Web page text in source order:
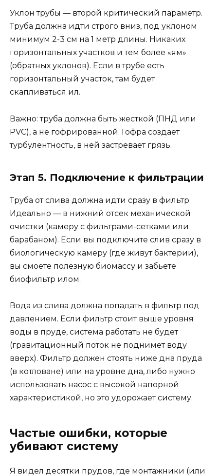
Уклон трубы — второй критический параметр.
Труба должна идти строго вниз, под уклоном
минимум 2-3 см на 1 метр длины. Никаких
горизонтальных участков и тем более «ям»
(обратных уклонов). Если в трубе есть
горизонтальный участок, там будет
скапливаться ил.
Важно: труба должна быть жесткой (ПНД или
PVC), а не гофрированной. Гофра создает
турбулентность, в ней застревает грязь.
Этап 5. Подключение к фильтрации
Труба от слива должна идти сразу в фильтр.
Идеально — в нижний отсек механической
очистки (камеру с фильтрами-сетками или
барабаном). Если вы подключите слив сразу в
биологическую камеру (где живут бактерии),
вы смоете полезную биомассу и забьете
биофильтр илом.
Вода из слива должна попадать в фильтр под
давлением. Если фильтр стоит выше уровня
воды в пруде, система работать не будет
(гравитационный поток не поднимет воду
вверх). Фильтр должен стоять ниже дна пруда
(в котловане) или на уровне дна, либо нужно
использовать насос с высокой напорной
характеристикой, но это удорожает систему.
Частые ошибки, которые
убивают систему
Я видел десятки прудов, где монтажники (или